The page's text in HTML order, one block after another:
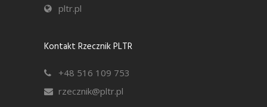
pltr.pl
Kontakt Rzecznik PLTR
+48 516 109 753
rzecznik@pltr.pl